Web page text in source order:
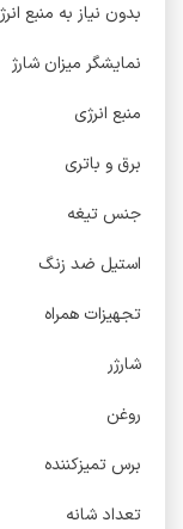
بدون نیاز به منبع
نمایشگر میزان شارژ
منبع انرژی
برق و باتری
جنس تیغه
استیل ضد زنگ
تجهیزات همراه
شارژر
روغن
برس تمیزکننده
تعداد شانه